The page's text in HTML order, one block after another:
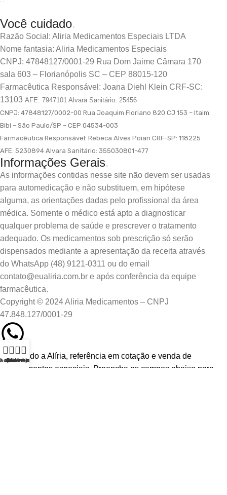
Você cuidado.
Razão Social: Aliria Medicamentos Especiais LTDA
Nome fantasia: Aliria Medicamentos Especiais
CNPJ: 47848127/0001-29 Rua Dom Jaime Câmara 170
sala 603 – Florianópolis SC – CEP 88015-120
Farmacêutica Responsável: Joana Diehl Klein CRF-SC:
13103AFE: 7947101 Alvara Sanitário: 25456
CNPJ: 47848127/0002-00 Rua Joaquim Floriano 820 CJ 153 – Itaim
Bibi – São Paulo/SP – CEP 04534-003
Farmacêutica Responsável: Rebeca Alves PoianCRF-SP: 118225
AFE: 5230894 Alvara Sanitário: 355030801-477
Informações Gerais.
As informações contidas nesse site não devem ser usadas
para automedicação e não substituem, em hipótese
alguma, as orientações dadas pelo profissional da área
médica. Somente o médico está apto a diagnosticar
qualquer problema de saúde e prescrever o tratamento
adequado. Os medicamentos sob prescrição só serão
dispensados mediante a apresentação da receita através
do WhatsApp (48) 9121-0311 ou do email
contato@eualiria.com.br e após conferência da equipe
farmacêutica.
Copyright © 2024 Aliria Medicamentos – CNPJ
47.848.127/0001-29
Loja
de desejos
0
Carrinho
Minha conta
Bem-vindo a Alíria, referência em cotação e venda de
medicamentos especiais. Preencha os campos abaixo para